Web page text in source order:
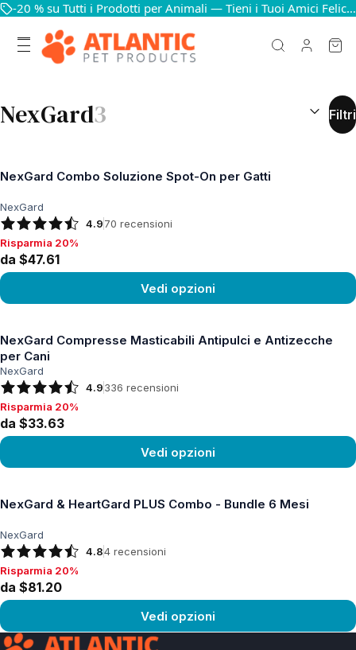
-20 % su Tutti i Prodotti per Animali — Tieni i Tuoi Amici Felici e in Salute
NexGard3 Filtri
NexGard Combo Soluzione Spot-On per Gatti
NexGard
4.970 recensioni
Risparmia 20%, da $47.61
Risparmia 20%
da $47.61
Vedi opzioni
NexGard Compresse Masticabili Antipulci e Antizecche
per Cani
NexGard
4.9336 recensioni
Risparmia 20%, da $33.63
Risparmia 20%
da $33.63
Vedi opzioni
NexGard & HeartGard PLUS Combo - Bundle 6 Mesi
NexGard
4.84 recensioni
Risparmia 20%, da $81.20
Risparmia 20%
da $81.20
Vedi opzioni
Vedi prodotto